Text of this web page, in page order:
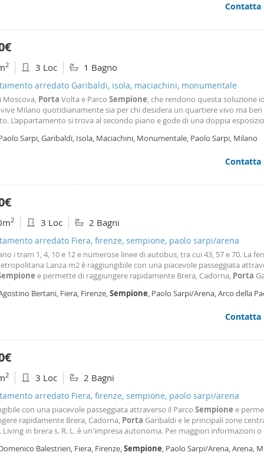
Contatta
2 3 Loc 1 Bagno
arredato Garibaldi, isola, maciachini, monumentale
Moscova, Porta Volta e Parco Sempione, che rendono questa soluzione
Milano quotidianamente sia per chi desidera un quartiere vivo ma ben
L’appartamento si trova al secondo piano e gode di una doppia
verso Via Montello, dove si sviluppano le due
Sarpi, Garibaldi, Isola, Maciachini, Monumentale, Paolo Sarpi, Milano
Contatta
2 3 Loc 2 Bagni
arredato Fiera, firenze, sempione, paolo sarpi/arena
i tram 1, 4, 10 e 12 e numerose linee di autobus, tra cui 43, 57 e 70. La
Lanza m2 è raggiungibile con una piacevole passeggiata
e permette di raggiungere rapidamente Brera, Cadorna, Porta
informazioni o prendere un
Bertani, Fiera, Firenze,Sempione, Paolo Sarpi/Arena, Arco della
Contatta
2 3 Loc 2 Bagni
arredato Fiera, firenze, sempione, paolo sarpi/arena
con una piacevole passeggiata attraverso il Parco Sempione e
rapidamente Brera, Cadorna, Porta Garibaldi e le principali zone
Living in brera s. R. L. è un'impresa autonoma. Per maggiori informazioni o
è ufficialmente on-line: https: Vuoi scoprire in anteprima i nostri
Balestrieri, Fiera, Firenze,Sempione, Paolo Sarpi/Arena, Arena,